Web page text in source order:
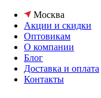
Москва
Акции и скидки
Оптовикам
О компании
Блог
Доставка и оплата
Контакты